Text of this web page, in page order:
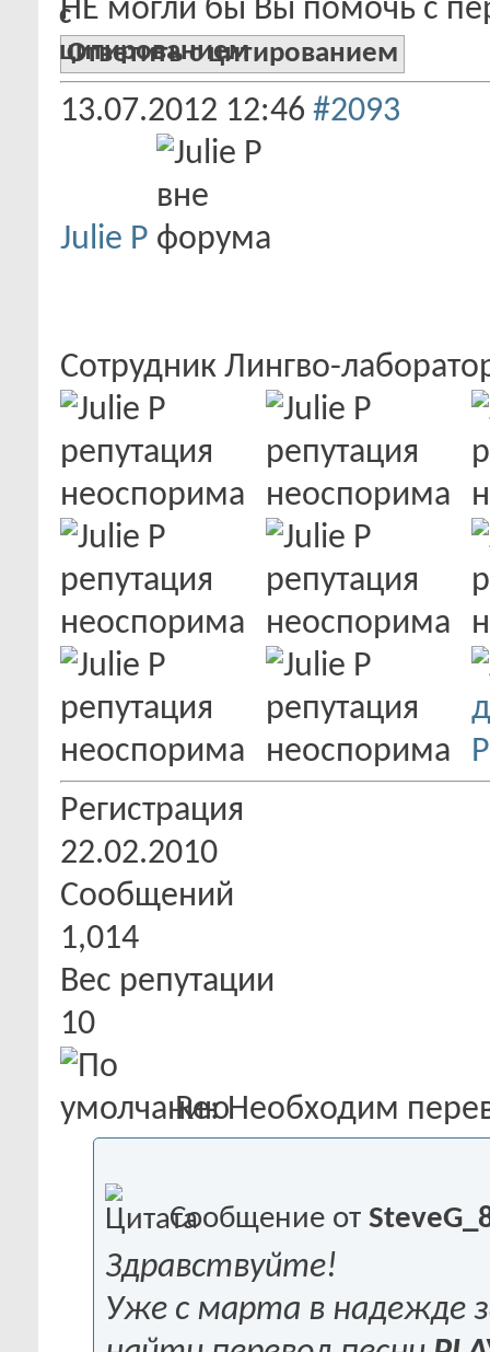
НЕ могли бы Вы помочь с
Ответить с цитированием
13.07.2012 12:46 #2093
Julie P
Сотрудник Лингво-
Регистрация
22.02.2010
Сообщений
1,014
Вес репутации
10
Re: Необходим
Сообщение от
Здравствуйте!
Уже с марта в надежде